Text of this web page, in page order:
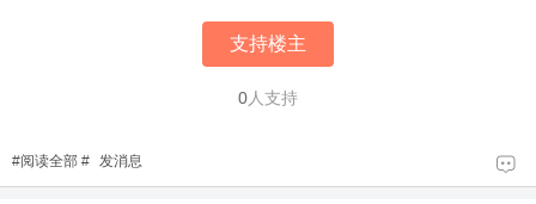
支持楼主
0人支持
#阅读全部 # 发消息